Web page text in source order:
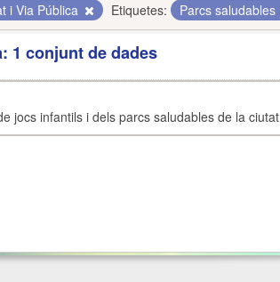
i Via Pública Etiquetes: Parcs saludables
1 conjunt de dades
jocs infantils i dels parcs saludables de la ciutat